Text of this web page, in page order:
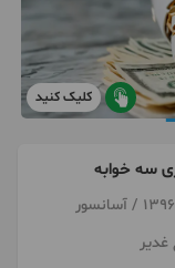
کلیک کنید
غدیر